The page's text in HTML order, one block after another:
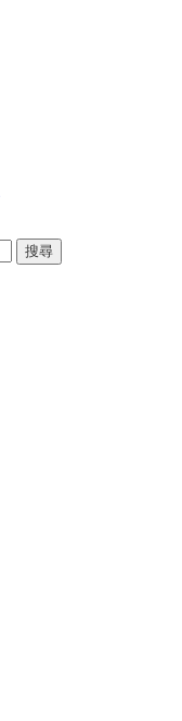
搜尋